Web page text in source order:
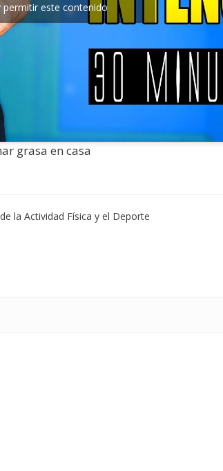
permitir este contenido
grasa en casa
la Actividad Física y el Deporte